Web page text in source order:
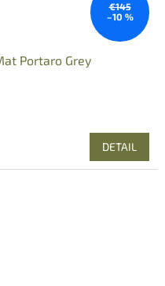
€145
–10 %
Portaro Grey
DETAIL